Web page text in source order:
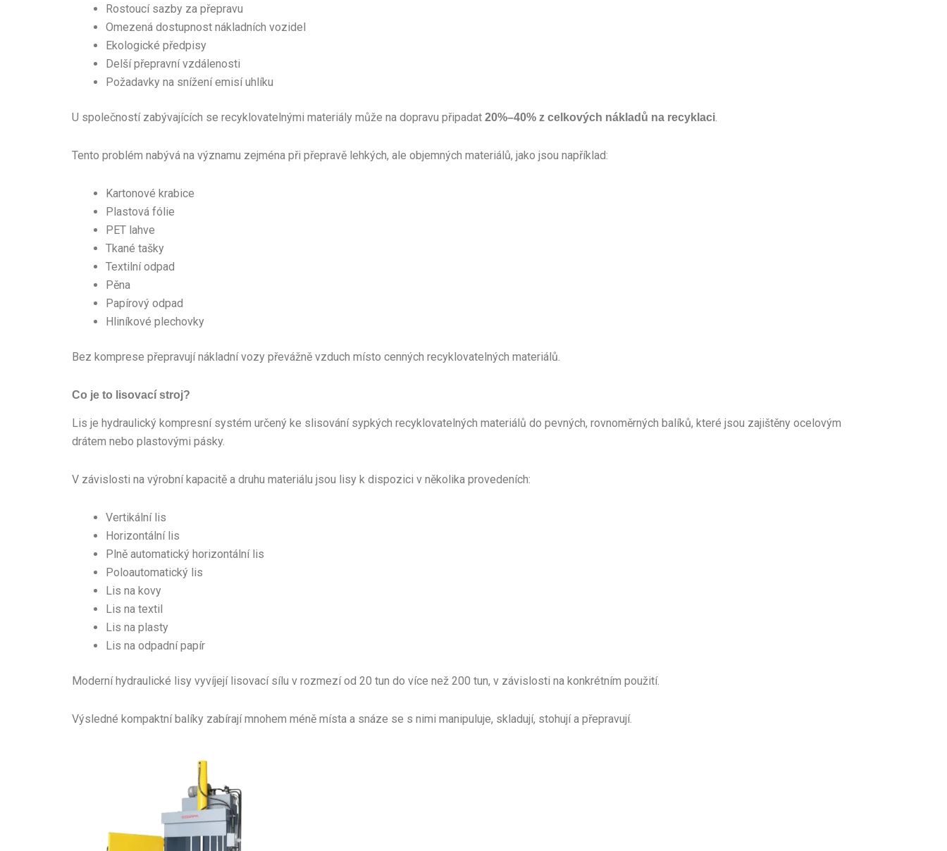
Rostoucí sazby za přepravu
Omezená dostupnost nákladních vozidel
Ekologické předpisy
Delší přepravní vzdálenosti
Požadavky na snížení emisí uhlíku
U společností zabývajících se recyklovatelnými materiály může na dopravu připadat 20%–40% z celkových nákladů na recyklaci
Tento problém nabývá na významu zejména při přepravě lehkých, ale objemných materiálů, jako jsou například:
Kartonové krabice
Plastová fólie
PET lahve
Tkané tašky
Textilní odpad
Pěna
Papírový odpad
Hliníkové plechovky
Bez komprese přepravují nákladní vozy převážně vzduch místo cenných recyklovatelných materiálů.
Co je to lisovací stroj?
Lis je hydraulický kompresní systém určený ke slisování sypkých recyklovatelných materiálů do pevných, rovnoměrných balíků, které jsou zajištěny ocelovým
drátem nebo plastovými pásky.
V závislosti na výrobní kapacitě a druhu materiálu jsou lisy k dispozici v několika provedeních:
Vertikální lis
Horizontální lis
Plně automatický horizontální lis
Poloautomatický lis
Lis na kovy
Lis na textil
Lis na plasty
Lis na odpadní papír
Moderní hydraulické lisy vyvíjejí lisovací sílu v rozmezí od 20 tun do více než 200 tun, v závislosti na konkrétním použití.
Výsledné kompaktní balíky zabírají mnohem méně místa a snáze se s nimi manipuluje, skladují, stohují a přepravují.